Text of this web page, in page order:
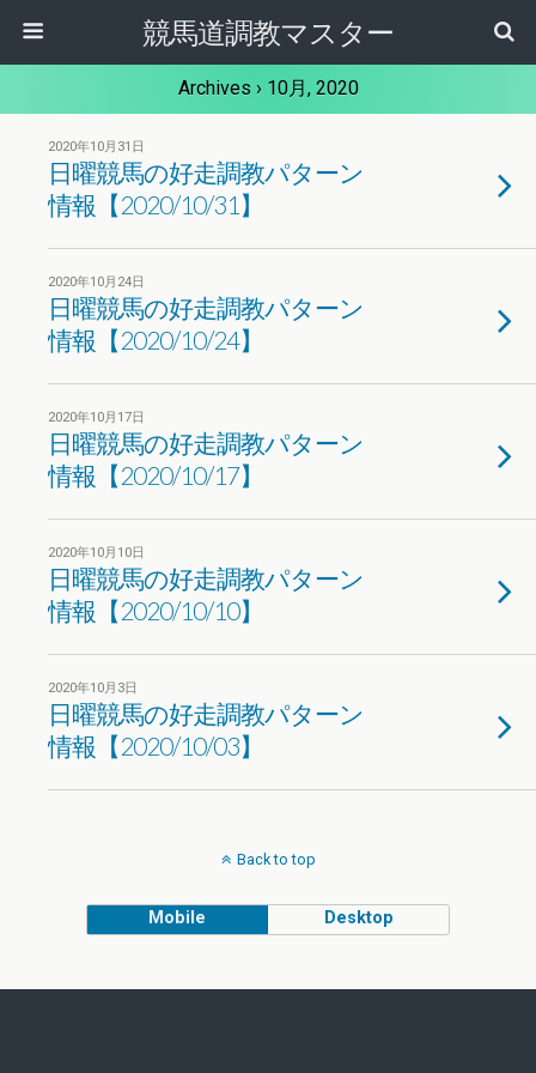
競馬道調教マスター
Archives › 10月, 2020
2020年10月31日
日曜競馬の好走調教パターン
情報【2020/10/31】
2020年10月24日
日曜競馬の好走調教パターン
情報【2020/10/24】
2020年10月17日
日曜競馬の好走調教パターン
情報【2020/10/17】
2020年10月10日
日曜競馬の好走調教パターン
情報【2020/10/10】
2020年10月3日
日曜競馬の好走調教パターン
情報【2020/10/03】
Back to top
Mobile Desktop